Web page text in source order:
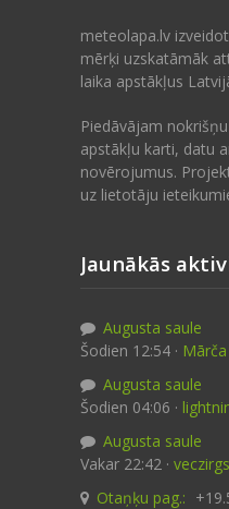
meteolapa.lv
mērķi uzskatāmāk
laika apstākļus
Piedāvājam
apstākļu karti, datu
novērojumus.
uz lietotāju
Jaunākās
Augusta saule
Šodien 12:54 · Mārča
Augusta saule
Šodien 04:06 ·
Augusta saule
Vakar 22:42 · veczirgs
Otaņķu pag.: